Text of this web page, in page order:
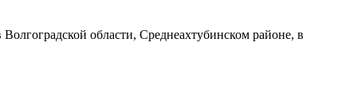
области, Среднеахтубинском районе, в